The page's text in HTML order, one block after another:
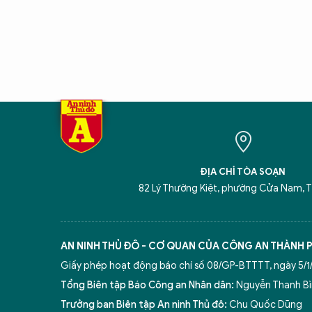
ĐỊA CHỈ TÒA SOẠN
82 Lý Thường Kiệt, phường Cửa Nam,
AN NINH THỦ ĐÔ - CƠ QUAN CỦA CÔNG AN THÀNH
Giấy phép hoạt động báo chí số 08/GP-BTTTT, ngày 5/
Tổng Biên tập Báo Công an Nhân dân: Nguyễn Thanh
Trưởng ban Biên tập An ninh Thủ đô: Chu Quốc Dũng